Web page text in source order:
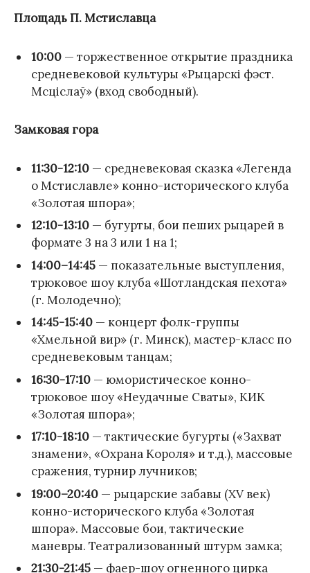
Площадь П. Мстиславца
10:00 — торжественное открытие праздника
средневековой культуры «Рыцарскі фэст.
Мсціслаў» (вход свободный).
Замковая гора
11:30-12:10 — средневековая сказка «Легенда
о Мстиславле» конно-исторического клуба
«Золотая шпора»;
12:10-13:10 — бугурты, бои пеших рыцарей в
формате 3 на 3 или 1 на 1;
14:00–14:45 — показательные выступления,
трюковое шоу клуба «Шотландская пехота»
(г. Молодечно);
14:45-15:40 — концерт фолк-группы
«Хмельной вир» (г. Минск), мастер-класс по
средневековым танцам;
16:30-17:10 — юмористическое конно-
трюковое шоу «Неудачные Сваты», КИК
«Золотая шпора»;
17:10-18:10 — тактические бугурты («Захват
знамени», «Охрана Короля» и т.д.), массовые
сражения, турнир лучников;
19:00–20:40 — рыцарские забавы (XV век)
конно-исторического клуба «Золотая
шпора». Массовые бои, тактические
маневры. Театрализованный штурм замка;
21:30-21:45 — фаер-шоу огненного цирка